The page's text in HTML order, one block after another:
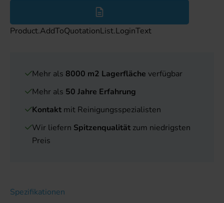
Product.AddToQuotationList.LoginText
Mehr als 8000 m2 Lagerfläche verfügbar
Mehr als 50 Jahre Erfahrung
Kontakt mit Reinigungsspezialisten
Wir liefern Spitzenqualität zum niedrigsten
Preis
Spezifikationen